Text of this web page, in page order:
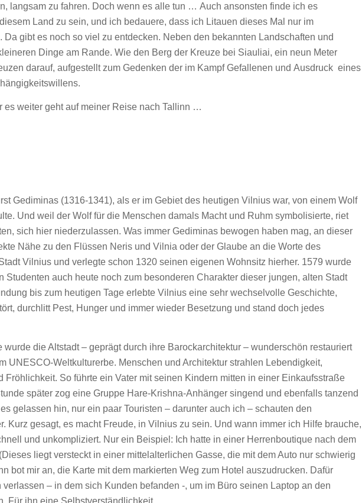
langsam zu fahren. Doch wenn es alle tun … Auch ansonsten finde ich es
Land zu sein, und ich bedauere, dass ich Litauen dieses Mal nur im
Da gibt es noch so viel zu entdecken. Neben den bekannten Landschaften und
Dinge am Rande. Wie den Berg der Kreuze bei Siauliai, ein neun Meter
darauf, aufgestellt zum Gedenken der im Kampf Gefallenen und Ausdruck eines
es weiter geht auf meiner Reise nach Tallinn …
Gediminas (1316-1341), als er im Gebiet des heutigen Vilnius war, von einem Wolf
Und weil der Wolf für die Menschen damals Macht und Ruhm symbolisierte, riet
sich hier niederzulassen. Was immer Gediminas bewogen haben mag, an dieser
Nähe zu den Flüssen Neris und Vilnia oder der Glaube an die Worte des
Vilnius und verlegte schon 1320 seinen eigenen Wohnsitz hierher. 1579 wurde
Studenten auch heute noch zum besonderen Charakter dieser jungen, alten Stadt
bis zum heutigen Tage erlebte Vilnius eine sehr wechselvolle Geschichte,
durchlitt Pest, Hunger und immer wieder Besetzung und stand doch jedes
die Altstadt – geprägt durch ihre Barockarchitektur – wunderschön restauriert
UNESCO-Weltkulturerbe. Menschen und Architektur strahlen Lebendigkeit,
Fröhlichkeit. So führte ein Vater mit seinen Kindern mitten in einer Einkaufsstraße
später zog eine Gruppe Hare-Krishna-Anhänger singend und ebenfalls tanzend
gelassen hin, nur ein paar Touristen – darunter auch ich – schauten den
Kurz gesagt, es macht Freude, in Vilnius zu sein. Und wann immer ich Hilfe brauche,
und unkompliziert. Nur ein Beispiel: Ich hatte in einer Herrenboutique nach dem
liegt versteckt in einer mittelalterlichen Gasse, die mit dem Auto nur schwierig
bot mir an, die Karte mit dem markierten Weg zum Hotel auszudrucken. Dafür
– in dem sich Kunden befanden -, um im Büro seinen Laptop an den
Für ihn eine Selbstverständlichkeit.